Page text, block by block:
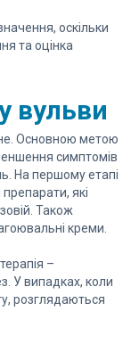
оскільки
та оцінка
вульви
Основною метою
симптомів
На першому етапі
які
Також
креми.
–
У випадках, коли
розглядаються